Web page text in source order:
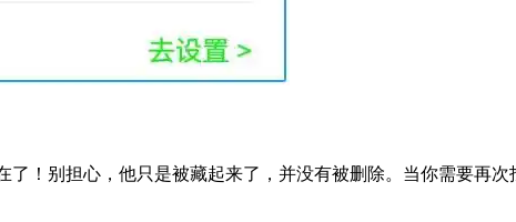
！别担心，他只是被藏起来了，并没有被删除。当你需要再次